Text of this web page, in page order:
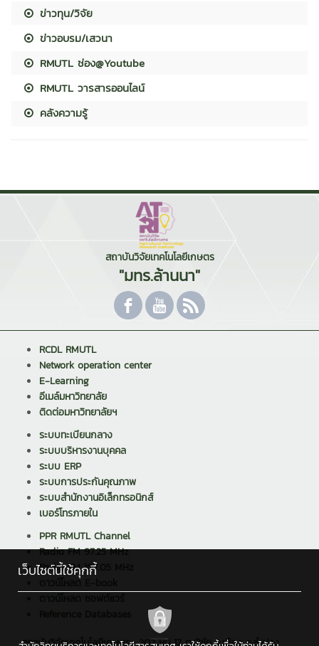
ข่าวทุน/วิจัย
ข่าวอบรม/เสวนา
RMUTL ช่อง@Youtube
RMUTL วารสารออนไลน์
คลังความรู้
สถาบันวิจัยเทคโนโลยีเกษตร
"มทร.ล้านนา"
RCDL RMUTL
Network operation center
E-Learning
อีเมล์มหาวิทยาลัย
ติดต่อมหาวิทยาลัยฯ
ระบบทะเบียนกลาง
ระบบบริหารงานบุคคล
ระบบ ERP
ระบบการประกันคุณภาพ
ระบบสำนักงานอิเล็กทรอนิกส์
เบอร์โทรภายใน
PPR RMUTL Channel
Radio FM 97.25 MHz
Radio FM 107.05 MHz
ดาวน์โหลด E-book
สถาบันวิจัยเทคโนโลยีเกษตร : 202 หมู่ 17 ต.พิชัย อ.เมือง จ.ลำปาง
เว็บไซต์นี้ใช้คุกกี้